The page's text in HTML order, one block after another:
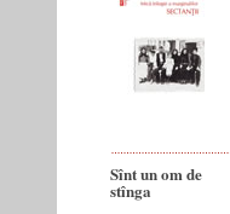
Sînt un om de
stînga